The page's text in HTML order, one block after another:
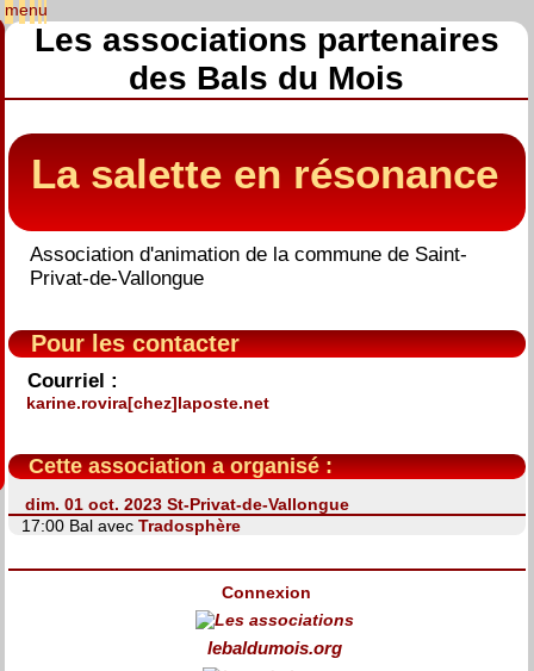
Les associations partenaires
des Bals du Mois
La salette en résonance
Association d'animation de la commune de Saint-
Privat-de-Vallongue
Pour les contacter
Courriel :
karine.rovira[chez]laposte.net
Cette association a organisé :
dim. 01 oct. 2023 St-Privat-de-Vallongue
17:00 Bal avec Tradosphère
Connexion
lebaldumois.org